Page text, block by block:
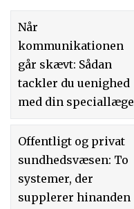
Når
kommunikationen
går skævt: Sådan
tackler du uenighed
med din speciallæge
Offentligt og privat
sundhedsvæsen: To
systemer, der
supplerer hinanden